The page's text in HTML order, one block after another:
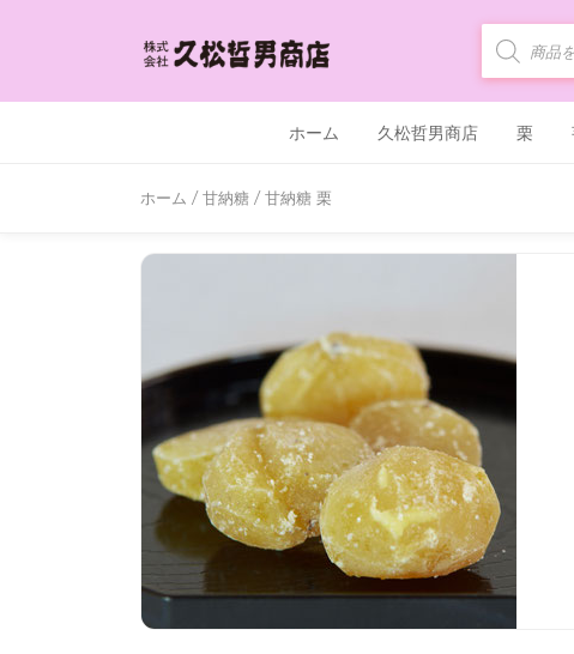
商
索
ホーム 久松哲男商店 栗
ホーム /甘納糖 / 甘納糖 栗